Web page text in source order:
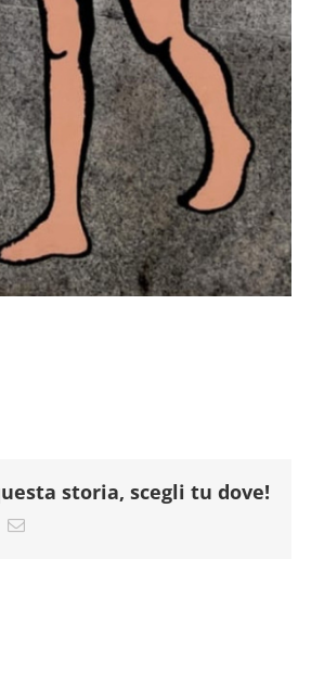
storia, scegli tu dove!
Email